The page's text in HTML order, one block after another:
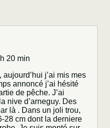
20 min
j’ai mis mes
annoncé j’ai hésité
de pêche. J’ai
nive d’arneguy. Des
là . Dans un joli trou,
28 cm dont la derniere